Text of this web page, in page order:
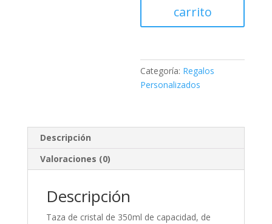
carrito
Categoría: Regalos
Personalizados
Descripción
Valoraciones (0)
Descripción
Taza de cristal de 350ml de capacidad, de